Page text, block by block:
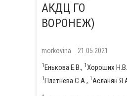
АКДЦ ГО
ВОРОНЕЖ)
morkovina 21.05.2021
1Енькова Е.В., 1Хороших
1Плетнева С.А., 1Асланян